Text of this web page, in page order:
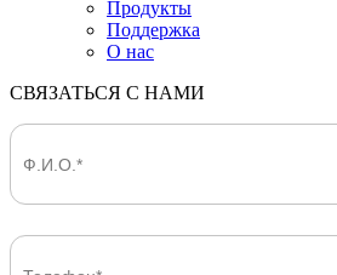
Продукты
Поддержка
О нас
СВЯЗАТЬСЯ С НАМИ